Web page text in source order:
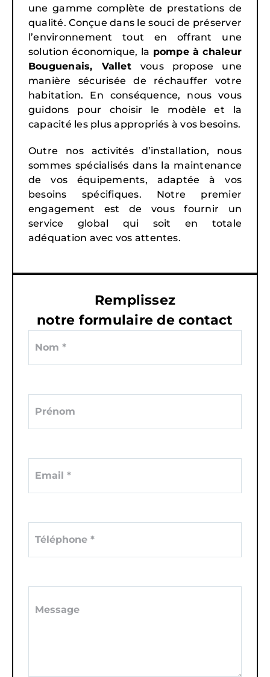
une gamme complète de prestations de
qualité. Conçue dans le souci de préserver
l’environnement tout en offrant une
solution économique, la pompe à chaleur
Bouguenais, Vallet vous propose une
manière sécurisée de réchauffer votre
habitation. En conséquence, nous vous
guidons pour choisir le modèle et la
capacité les plus appropriés à vos besoins.
Outre nos activités d’installation, nous
sommes spécialisés dans la maintenance
de vos équipements, adaptée à vos
besoins spécifiques. Notre premier
engagement est de vous fournir un
service global qui soit en totale
adéquation avec vos attentes.
Remplissez
notre formulaire de contact